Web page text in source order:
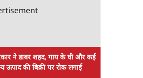
ने डाबर शहद, गाय के घी और कई
उत्पाद की बिक्री पर रोक लगाई